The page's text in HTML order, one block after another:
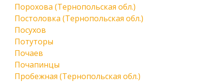
Порохова (Тернопольская обл.)
Постоловка (Тернопольская обл.)
Посухов
Потуторы
Почаев
Почапинцы
Пробежная (Тернопольская обл.)